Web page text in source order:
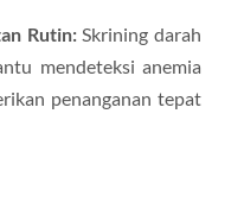
Rutin:Skrining darah
mendeteksi anemia
penanganan tepat